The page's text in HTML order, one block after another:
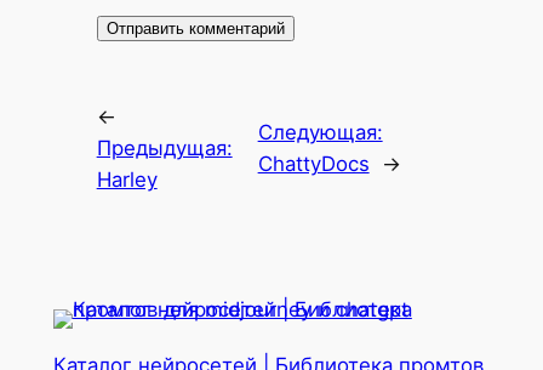
←
Предыдущая:
Harley
Следующая:
ChattyDocs
→
Каталог нейросетей | Библиотека промтов